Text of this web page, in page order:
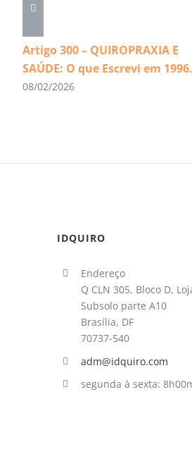
Artigo 300 – QUIROPRAXIA E
SAÚDE: O que Escrevi em
08/02/2026
IDQUIRO
Endereço
Q CLN 305, Bloco D,
Subsolo parte A10
Brasília, DF
70737-540
adm@idquiro.com
segunda à sexta: